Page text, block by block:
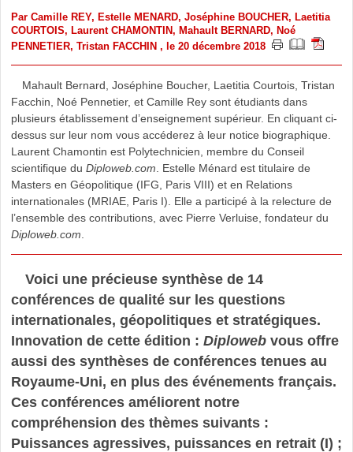
Par Camille REY, Estelle MENARD, Joséphine BOUCHER, Laetitia
COURTOIS, Laurent CHAMONTIN, Mahault BERNARD, Noé
PENNETIER, Tristan FACCHIN , le 20 décembre 2018
Mahault Bernard, Joséphine Boucher, Laetitia Courtois, Tristan
Facchin, Noé Pennetier, et Camille Rey sont étudiants dans
plusieurs établissement d’enseignement supérieur. En cliquant ci-
dessus sur leur nom vous accéderez à leur notice biographique.
Laurent Chamontin est Polytechnicien, membre du Conseil
scientifique du Diploweb.com . Estelle Ménard est titulaire de
Masters en Géopolitique (IFG, Paris VIII) et en Relations
internationales (MRIAE, Paris I). Elle a participé à la relecture de
l’ensemble des contributions, avec Pierre Verluise, fondateur du
Diploweb.com
Voici une précieuse synthèse de 14
conférences de qualité sur les questions
internationales, géopolitiques et stratégiques.
Innovation de cette édition : Diplowebvous offre
aussi des synthèses de conférences tenues au
Royaume-Uni, en plus des événements français.
Ces conférences améliorent notre
compréhension des thèmes suivants :
Puissances agressives, puissances en retrait (I) ;